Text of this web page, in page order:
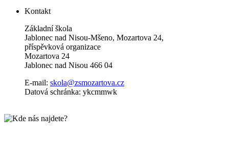
Kontakt
Základní škola
Jablonec nad Nisou-Mšeno, Mozartova 24,
příspěvková organizace
Mozartova 24
Jablonec nad Nisou 466 04
E-mail: skola@zsmozartova.cz
Datová schránka: ykcmmwk